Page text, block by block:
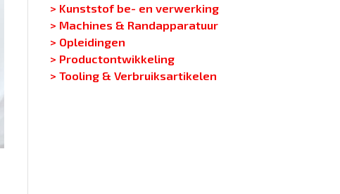
> Kunststof be- en verwerking
> Machines & Randapparatuur
> Opleidingen
> Productontwikkeling
> Tooling & Verbruiksartikelen